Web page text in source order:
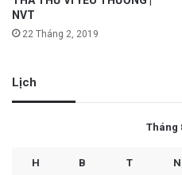
NVT
22 Tháng 2, 2019
Lịch
Tháng
H B T N